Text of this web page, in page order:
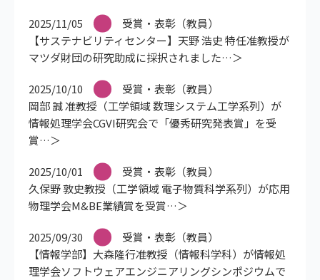
2025/11/05
受賞・表彰（教員）
【サステナビリティセンター】天野 浩史 特任准教授が
マツダ財団の研究助成に採択されました
2025/10/10
受賞・表彰（教員）
岡部 誠 准教授（工学領域 数理システム工学系列）が
情報処理学会CGVI研究会で「優秀研究発表賞」を受
賞
2025/10/01
受賞・表彰（教員）
久保野 敦史教授（工学領域 電子物質科学系列）が応用
物理学会M&BE業績賞を受賞
2025/09/30
受賞・表彰（教員）
【情報学部】大森隆行准教授（情報科学科）が情報処
理学会ソフトウェアエンジニアリングシンポジウムで